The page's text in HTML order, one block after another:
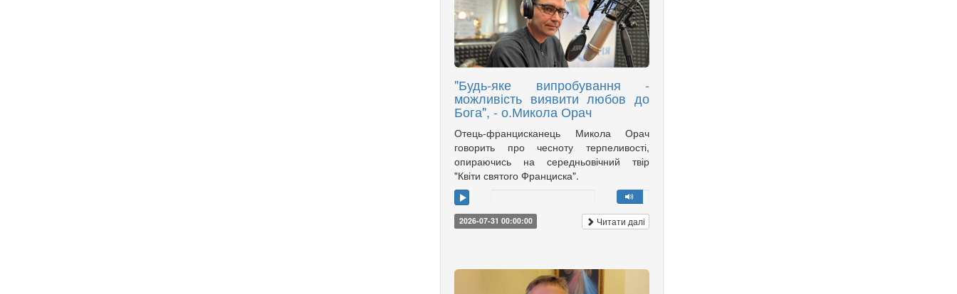
"Будь-яке випробування -
можливість виявити любов до
Бога", - о.Микола Орач
Отець-францисканець Микола Орач
говорить про чесноту терпеливості,
опираючись на середньовічний твір
"Квіти святого Франциска".
2026-07-31 00:00:00 Читати далі